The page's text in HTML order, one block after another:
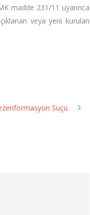
madde 231/11 uyarınca
veya yeni kurulan
Suçu